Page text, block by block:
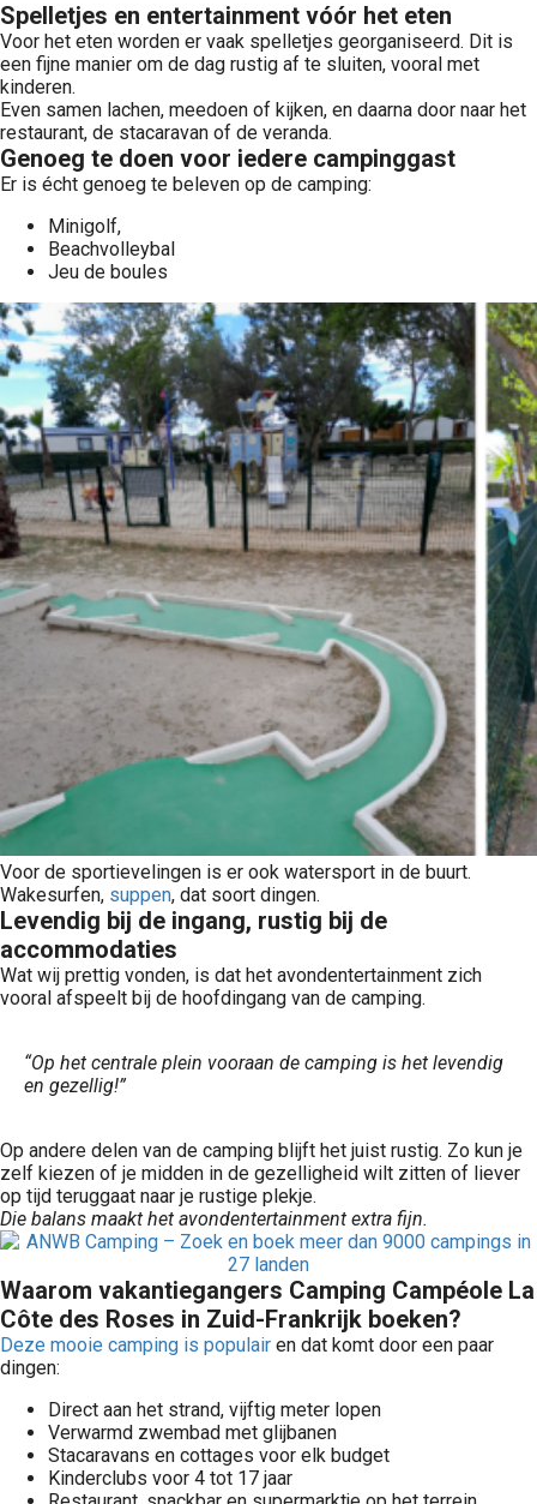
Spelletjes en entertainment vóór het eten
Voor het eten worden er vaak spelletjes georganiseerd. Dit is
een fijne manier om de dag rustig af te sluiten, vooral met
kinderen.
Even samen lachen, meedoen of kijken, en daarna door naar het
restaurant, de stacaravan of de veranda.
Genoeg te doen voor iedere campinggast
Er is écht genoeg te beleven op de camping:
Minigolf,
Beachvolleybal
Jeu de boules
Voor de sportievelingen is er ook watersport in de buurt.
Wakesurfen, suppen, dat soort dingen.
Levendig bij de ingang, rustig bij de
accommodaties
Wat wij prettig vonden, is dat het avondentertainment zich
vooral afspeelt bij de hoofdingang van de camping.
“Op het centrale plein vooraan de camping is het levendig
en gezellig!”
Op andere delen van de camping blijft het juist rustig. Zo kun je
zelf kiezen of je midden in de gezelligheid wilt zitten of liever
op tijd teruggaat naar je rustige plekje.
Die balans maakt het avondentertainment extra fijn.
Waarom vakantiegangers Camping Campéole La
Côte des Roses in Zuid-Frankrijk boeken?
Deze mooie camping is populair en dat komt door een paar
dingen:
Direct aan het strand, vijftig meter lopen
Verwarmd zwembad met glijbanen
Stacaravans en cottages voor elk budget
Kinderclubs voor 4 tot 17 jaar